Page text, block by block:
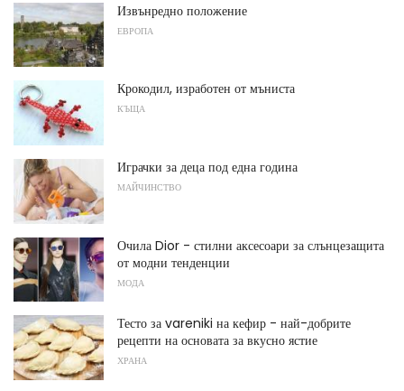
Извънредно положение
ЕВРОПА
Крокодил, изработен от мъниста
КЪЩА
Играчки за деца под една година
МАЙЧИНСТВО
Очила Dior - стилни аксесоари за слънцезащита
от модни тенденции
МОДА
Тесто за vareniki на кефир - най-добрите
рецепти на основата за вкусно ястие
ХРАНА